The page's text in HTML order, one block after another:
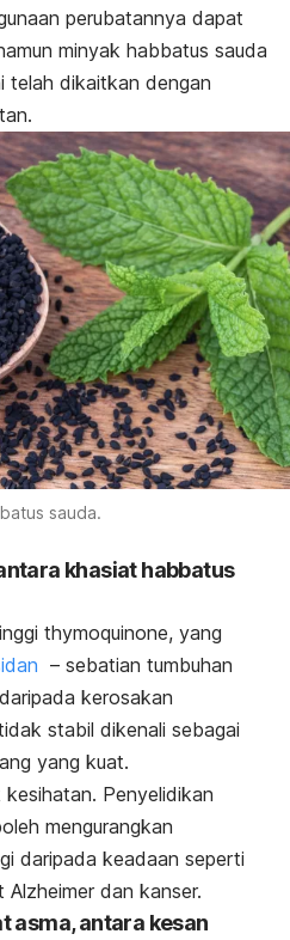
perubatannya dapat
minyak habbatus sauda
telah dikaitkan dengan
sauda.
khasiat habbatus
thymoquinone, yang
– sebatian tumbuhan
kerosakan
stabil dikenali sebagai
yang kuat.
Penyelidikan
mengurangkan
daripada keadaan seperti
Alzheimer dan kanser.
asma, antara kesan